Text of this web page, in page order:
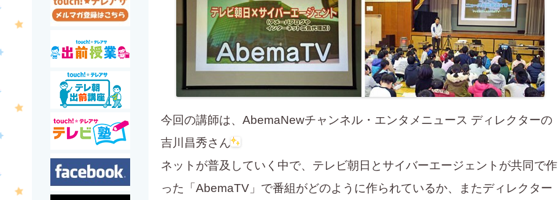
今回の講師は、AbemaNewチャンネル・エンタメニュース ディレクターの
吉川昌秀さん
ネットが普及していく中で、テレビ朝日とサイバーエージェントが共同で作
った「AbemaTV」で番組がどのように作られているか、またディレクター